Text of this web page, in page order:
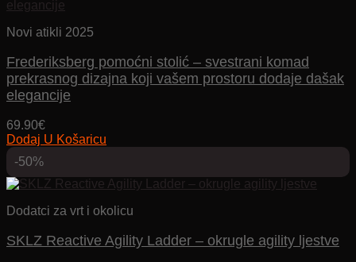
Novi atikli 2025
Frederiksberg pomoćni stolić – svestrani komad
prekrasnog dizajna koji vašem prostoru dodaje dašak
elegancije
69.90€
Dodaj U Košaricu
-50%
Dodatci za vrt i okolicu
SKLZ Reactive Agility Ladder – okrugle agility ljestve